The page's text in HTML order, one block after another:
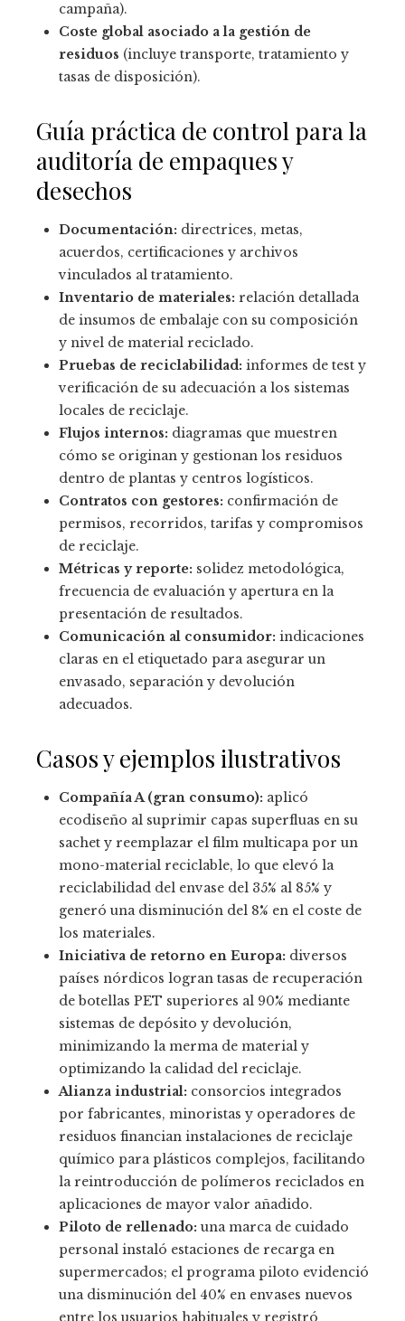
campaña).
Coste global asociado a la gestión de
residuos (incluye transporte, tratamiento y
tasas de disposición).
Guía práctica de control para la
auditoría de empaques y
desechos
Documentación: directrices, metas,
acuerdos, certificaciones y archivos
vinculados al tratamiento.
Inventario de materiales: relación detallada
de insumos de embalaje con su composición
y nivel de material reciclado.
Pruebas de reciclabilidad: informes de test y
verificación de su adecuación a los sistemas
locales de reciclaje.
Flujos internos: diagramas que muestren
cómo se originan y gestionan los residuos
dentro de plantas y centros logísticos.
Contratos con gestores: confirmación de
permisos, recorridos, tarifas y compromisos
de reciclaje.
Métricas y reporte: solidez metodológica,
frecuencia de evaluación y apertura en la
presentación de resultados.
Comunicación al consumidor: indicaciones
claras en el etiquetado para asegurar un
envasado, separación y devolución
adecuados.
Casos y ejemplos ilustrativos
Compañía A (gran consumo): aplicó
ecodiseño al suprimir capas superfluas en su
sachet y reemplazar el film multicapa por un
mono-material reciclable, lo que elevó la
reciclabilidad del envase del 35% al 85% y
generó una disminución del 8% en el coste de
los materiales.
Iniciativa de retorno en Europa: diversos
países nórdicos logran tasas de recuperación
de botellas PET superiores al 90% mediante
sistemas de depósito y devolución,
minimizando la merma de material y
optimizando la calidad del reciclaje.
Alianza industrial: consorcios integrados
por fabricantes, minoristas y operadores de
residuos financian instalaciones de reciclaje
químico para plásticos complejos, facilitando
la reintroducción de polímeros reciclados en
aplicaciones de mayor valor añadido.
Piloto de rellenado: una marca de cuidado
personal instaló estaciones de recarga en
supermercados; el programa piloto evidenció
una disminución del 40% en envases nuevos